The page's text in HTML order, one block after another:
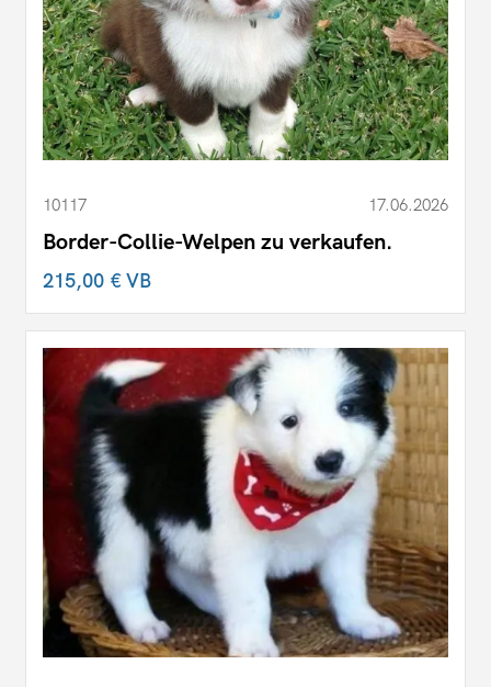
10117 17.06.2026
Border-Collie-Welpen zu verkaufen.
215,00 €VB